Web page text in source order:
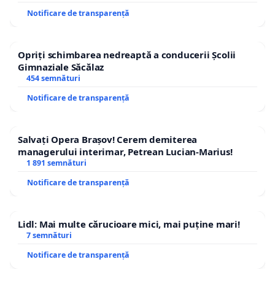
Notificare de transparență
Opriți schimbarea nedreaptă a conducerii Școlii
Gimnaziale Săcălaz
454 semnături
Notificare de transparență
Salvați Opera Brașov! Cerem demiterea
managerului interimar, Petrean Lucian-Marius!
1 891 semnături
Notificare de transparență
Lidl: Mai multe cărucioare mici, mai puține mari!
7 semnături
Notificare de transparență